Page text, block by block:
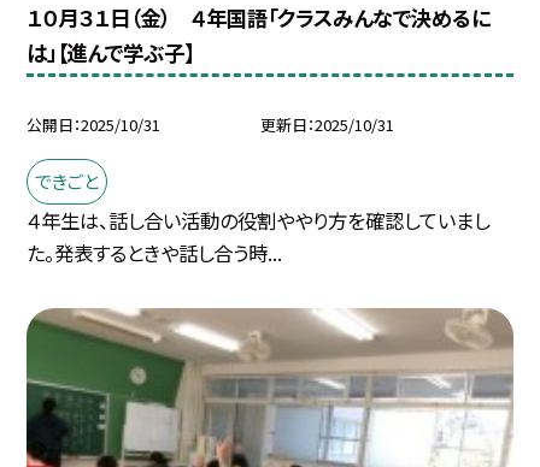
１０月３１日（金） ４年国語「クラスみんなで決めるに
は」【進んで学ぶ子】
公開日 2025/10/31 更新日 2025/10/31
できごと
４年生は、話し合い活動の役割ややり方を確認していまし
た。発表するときや話し合う時...